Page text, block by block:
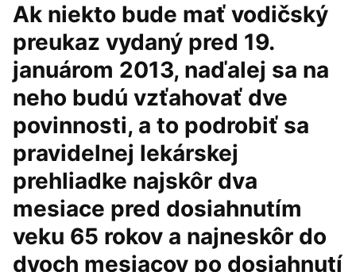
Ak niekto bude mať vodičský
preukaz vydaný pred 19.
januárom 2013, naďalej sa na
neho budú vzťahovať dve
povinnosti, a to podrobiť sa
pravidelnej lekárskej
prehliadke najskôr dva
mesiace pred dosiahnutím
veku 65 rokov a najneskôr do
dvoch mesiacov po dosiahnutí